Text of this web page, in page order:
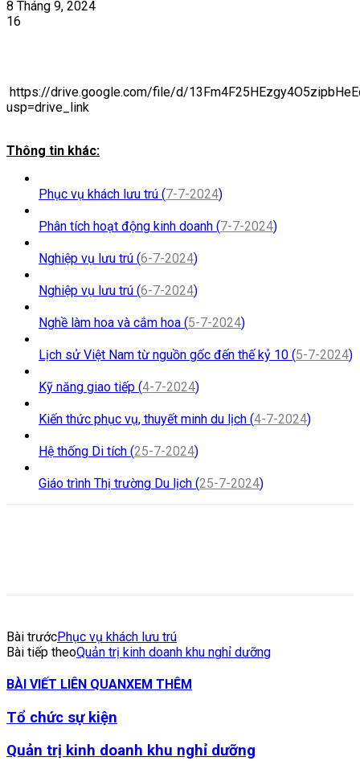
8 Tháng 9, 2024
16
https://drive.google.com/file/d/
usp=drive_link
Thông tin khác:
Phục vụ khách lưu trú (7-7-2024)
Phân tích hoạt động kinh doanh (7-7-2024)
Nghiệp vụ lưu trú (6-7-2024)
Nghiệp vụ lưu trú (6-7-2024)
Nghề làm hoa và cắm hoa (5-7-2024)
Lịch sử Việt Nam từ nguồn gốc đến thế kỷ 10 (5-7-2024)
Kỹ năng giao tiếp (4-7-2024)
Kiến thức phục vụ, thuyết minh du lịch (4-7-2024)
Hệ thống Di tích (25-7-2024)
Giáo trình Thị trường Du lịch (25-7-2024)
Bài trướcPhục vụ khách lưu trú
Bài tiếp theoQuản trị kinh doanh khu nghỉ dưỡng
BÀI VIẾT LIÊN QUANXEM THÊM
Tổ chức sự kiện
Quản trị kinh doanh khu nghỉ dưỡng